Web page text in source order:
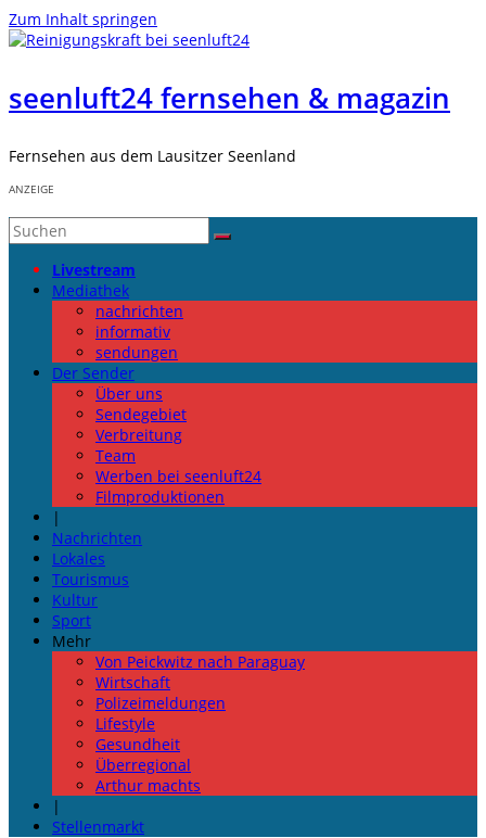
Zum Inhalt springen
seenluft24 fernsehen & magazin
Fernsehen aus dem Lausitzer Seenland
ANZEIGE
Livestream
Mediathek
nachrichten
informativ
sendungen
Der Sender
Über uns
Sendegebiet
Verbreitung
Team
Werben bei seenluft24
Filmproduktionen
|
Nachrichten
Lokales
Tourismus
Kultur
Sport
Mehr
Von Peickwitz nach Paraguay
Wirtschaft
Polizeimeldungen
Lifestyle
Gesundheit
Überregional
Arthur machts
|
Stellenmarkt